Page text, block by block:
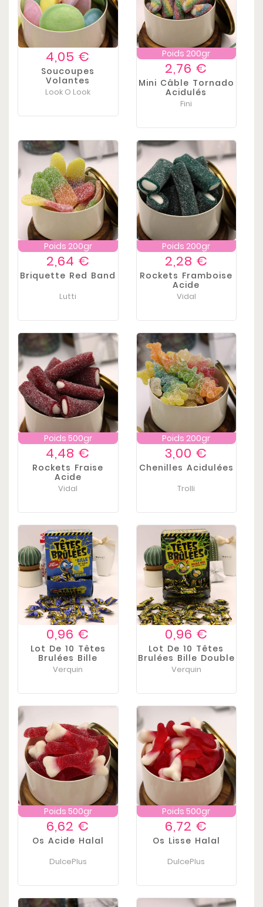
Prix
4,05 €
Soucoupes
Volantes
Look O Look
Poids 200gr
Prix
2,76 €
Mini Câble Tornado
Acidulés
Fini
Poids 200gr
Prix
2,64 €
Briquette Red Band
Lutti
Poids 200gr
Prix
2,28 €
Rockets Framboise
Acide
Vidal
Poids 500gr
Prix
4,48 €
Rockets Fraise
Acide
Vidal
Poids 200gr
Prix
3,00 €
Chenilles Acidulées
Trolli
Prix
0,96 €
Lot De 10 Têtes
Brulées Bille
Kitache -...
Verquin
Prix
0,96 €
Lot De 10 Têtes
Brulées Bille Double
Choc
Verquin
Poids 500gr
Prix
6,62 €
Os Acide Halal
DulcePlus
Poids 500gr
Prix
6,72 €
Os Lisse Halal
DulcePlus